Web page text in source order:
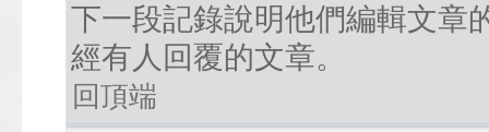
下一段記錄說明他們編輯文章
經有人回覆的文章。
回頂端